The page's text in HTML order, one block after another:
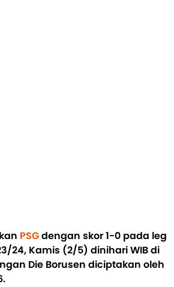
PSGdengan skor 1-0 pada leg
24, Kamis (2/5) dinihari WIB di
Die Borusen diciptakan oleh